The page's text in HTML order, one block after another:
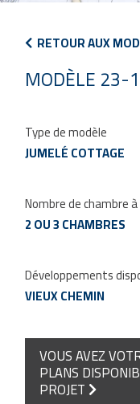
RETOUR AUX
MODÈLE
Type de modèle
JUMELÉ COTTAGE
Nombre de chambre
2 OU 3 CHAMBRES
Développements
VIEUX CHEMIN
VOUS AVEZ
PLANS
PROJET